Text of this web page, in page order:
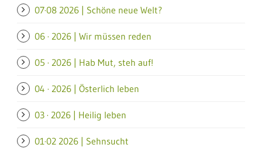
07·08 2026 | Schöne neue Welt?
06 · 2026 | Wir müssen reden
05 · 2026 | Hab Mut, steh auf!
04 · 2026 | Österlich leben
03 · 2026 | Heilig leben
01·02 2026 | Sehnsucht